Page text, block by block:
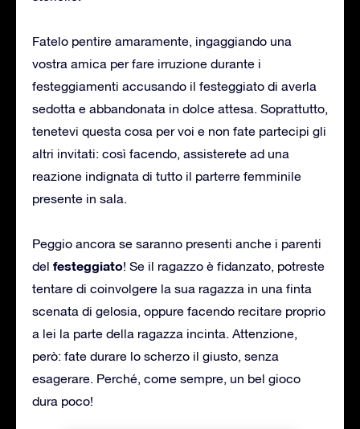
Fatelo pentire amaramente, ingaggiando una
vostra amica per fare irruzione durante i
festeggiamenti accusando il festeggiato di averla
sedotta e abbandonata in dolce attesa. Soprattutto,
tenetevi questa cosa per voi e non fate partecipi gli
altri invitati: così facendo, assisterete ad una
reazione indignata di tutto il parterre femminile
presente in sala.
Peggio ancora se saranno presenti anche i parenti
del festeggiato! Se il ragazzo è fidanzato, potreste
tentare di coinvolgere la sua ragazza in una finta
scenata di gelosia, oppure facendo recitare proprio
a lei la parte della ragazza incinta. Attenzione,
però: fate durare lo scherzo il giusto, senza
esagerare. Perché, come sempre, un bel gioco
dura poco!